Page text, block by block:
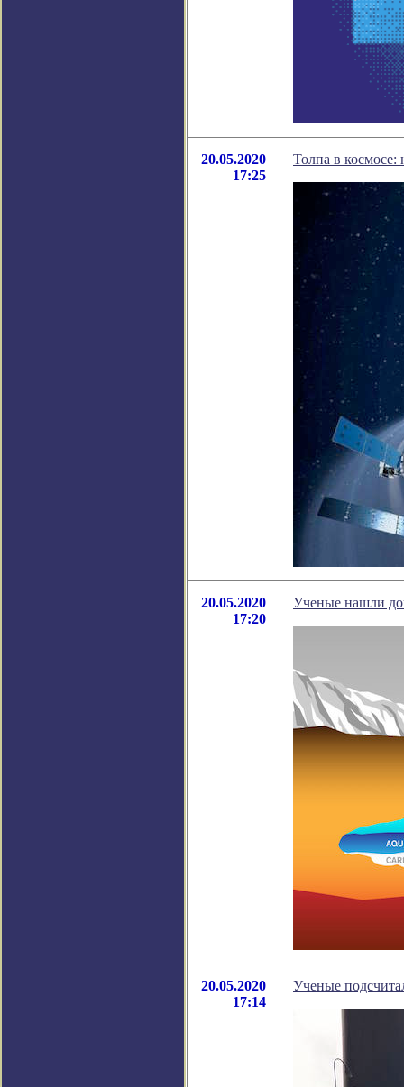
20.05.2020
17:25
Толпа в космосе:
20.05.2020
17:20
Ученые нашли
20.05.2020
17:14
Ученые